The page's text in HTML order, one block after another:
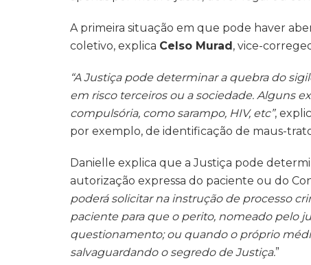
A primeira situação em que pode haver
coletivo, explica Celso Murad, vice-
“A Justiça pode determinar a quebra do
em risco terceiros ou a sociedade. Alguns
compulsória, como sarampo, HIV, etc”,
por exemplo, de identificação de maus-
Danielle explica que a Justiça pode
autorização expressa do paciente ou do
poderá solicitar na instrução de processo
paciente para que o perito, nomeado pelo
questionamento; ou quando o próprio
salvaguardando o segredo de Justiça.”